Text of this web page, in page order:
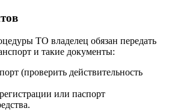
ТО владелец обязан передать
и такие документы:
(проверить действительность
или паспорт